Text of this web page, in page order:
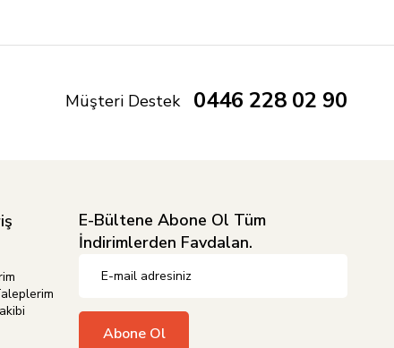
Müşteri Destek 0446 228 02 90
E-Bültene Abone Ol Tüm
İndirimlerden Favdalan.
Abone Ol